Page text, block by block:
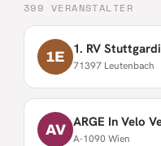
399 VERANSTALTER
1E 1. RV
71397 Leutenbach
AV ARGE In Velo
A-1090 Wien